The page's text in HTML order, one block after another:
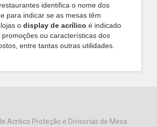
identifica o nome dos
para indicar se as mesas têm
o display de acrílico é indicado
ou características dos
entre tantas outras utilidades.
Acrilico Proteção e Divisorias de Mesa